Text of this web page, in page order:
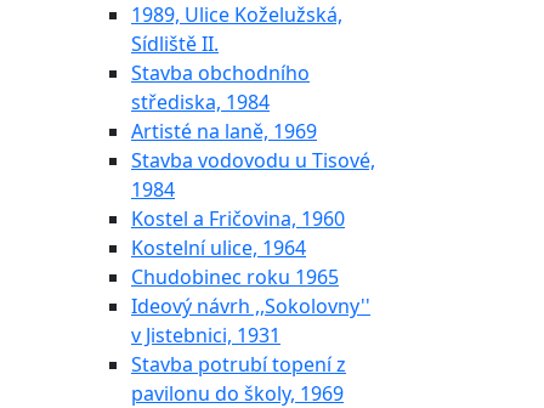
1989, Ulice Koželužská,
Sídliště II.
Stavba obchodního
střediska, 1984
Artisté na laně, 1969
Stavba vodovodu u Tisové,
1984
Kostel a Fričovina, 1960
Kostelní ulice, 1964
Chudobinec roku 1965
Ideový návrh ,,Sokolovny''
v Jistebnici, 1931
Stavba potrubí topení z
pavilonu do školy, 1969